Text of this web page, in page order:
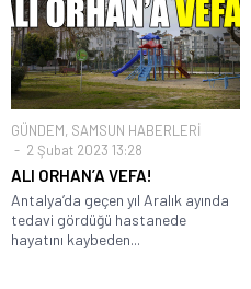
GÜNDEM, SAMSUN HABERLERİ
2 Şubat 2023 13:28
ALI ORHAN’A VEFA!
Antalya’da geçen yıl Aralık ayında
tedavi gördüğü hastanede
hayatını kaybeden...